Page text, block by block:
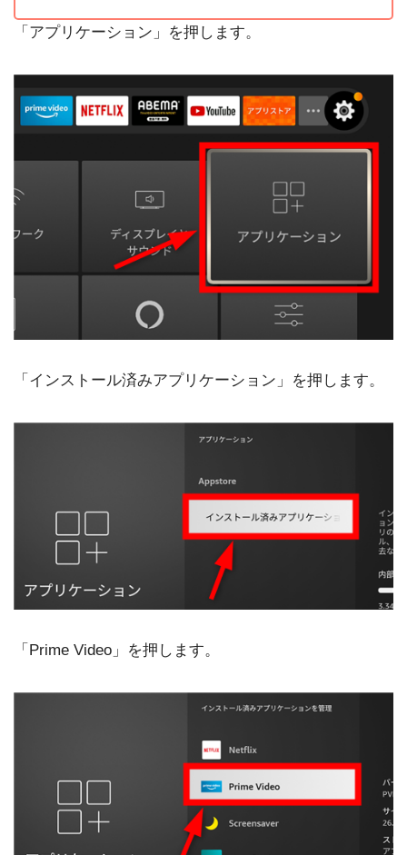
「アプリケーション」を押します。
「インストール済みアプリケーション」を押します。
「Prime Video」を押します。